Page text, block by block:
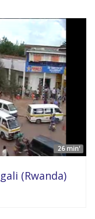
26 min'
(Rwanda)